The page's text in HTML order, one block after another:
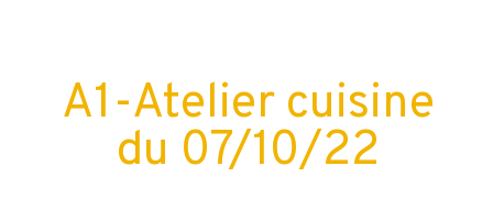
A1-Atelier cuisine
du 07/10/22